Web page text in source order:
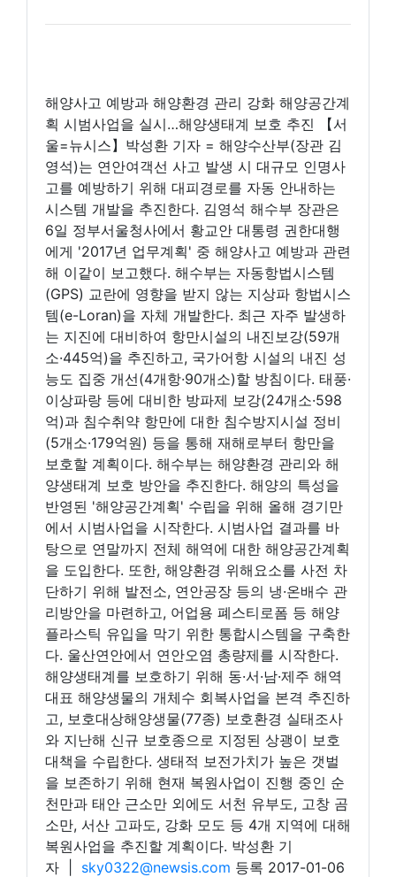
해양사고 예방과 해양환경 관리 강화 해양공간계
획 시범사업을 실시…해양생태계 보호 추진 【서
울=뉴시스】박성환 기자 = 해양수산부(장관 김
영석)는 연안여객선 사고 발생 시 대규모 인명사
고를 예방하기 위해 대피경로를 자동 안내하는
시스템 개발을 추진한다. 김영석 해수부 장관은
6일 정부서울청사에서 황교안 대통령 권한대행
에게 '2017년 업무계획' 중 해양사고 예방과 관련
해 이같이 보고했다. 해수부는 자동항법시스템
(GPS) 교란에 영향을 받지 않는 지상파 항법시스
템(e-Loran)을 자체 개발한다. 최근 자주 발생하
는 지진에 대비하여 항만시설의 내진보강(59개
소·445억)을 추진하고, 국가어항 시설의 내진 성
능도 집중 개선(4개항·90개소)할 방침이다. 태풍·
이상파랑 등에 대비한 방파제 보강(24개소·598
억)과 침수취약 항만에 대한 침수방지시설 정비
(5개소·179억원) 등을 통해 재해로부터 항만을
보호할 계획이다. 해수부는 해양환경 관리와 해
양생태계 보호 방안을 추진한다. 해양의 특성을
반영된 '해양공간계획' 수립을 위해 올해 경기만
에서 시범사업을 시작한다. 시범사업 결과를 바
탕으로 연말까지 전체 해역에 대한 해양공간계획
을 도입한다. 또한, 해양환경 위해요소를 사전 차
단하기 위해 발전소, 연안공장 등의 냉·온배수 관
리방안을 마련하고, 어업용 폐스티로폼 등 해양
플라스틱 유입을 막기 위한 통합시스템을 구축한
다. 울산연안에서 연안오염 총량제를 시작한다.
해양생태계를 보호하기 위해 동·서·남·제주 해역
대표 해양생물의 개체수 회복사업을 본격 추진하
고, 보호대상해양생물(77종) 보호환경 실태조사
와 지난해 신규 보호종으로 지정된 상괭이 보호
대책을 수립한다. 생태적 보전가치가 높은 갯벌
을 보존하기 위해 현재 복원사업이 진행 중인 순
천만과 태안 근소만 외에도 서천 유부도, 고창 곰
소만, 서산 고파도, 강화 모도 등 4개 지역에 대해
복원사업을 추진할 계획이다. 박성환 기
자
sky0322@newsis.com 등록 2017-01-06